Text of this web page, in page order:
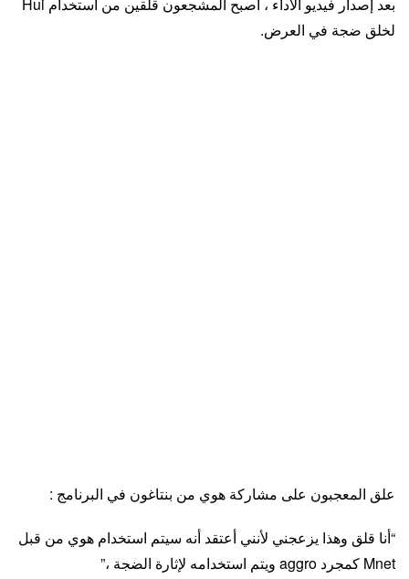
لخلق ضجة في العرض.
علق المعجبون على مشاركة هوي من بنتاغون في البرنامج :
“أنا قلق وهذا يزعجني لأنني أعتقد أنه سيتم استخدام هوي من قبل
Mnet كمجرد aggro ويتم استخدامه لإثارة الضجة ،”